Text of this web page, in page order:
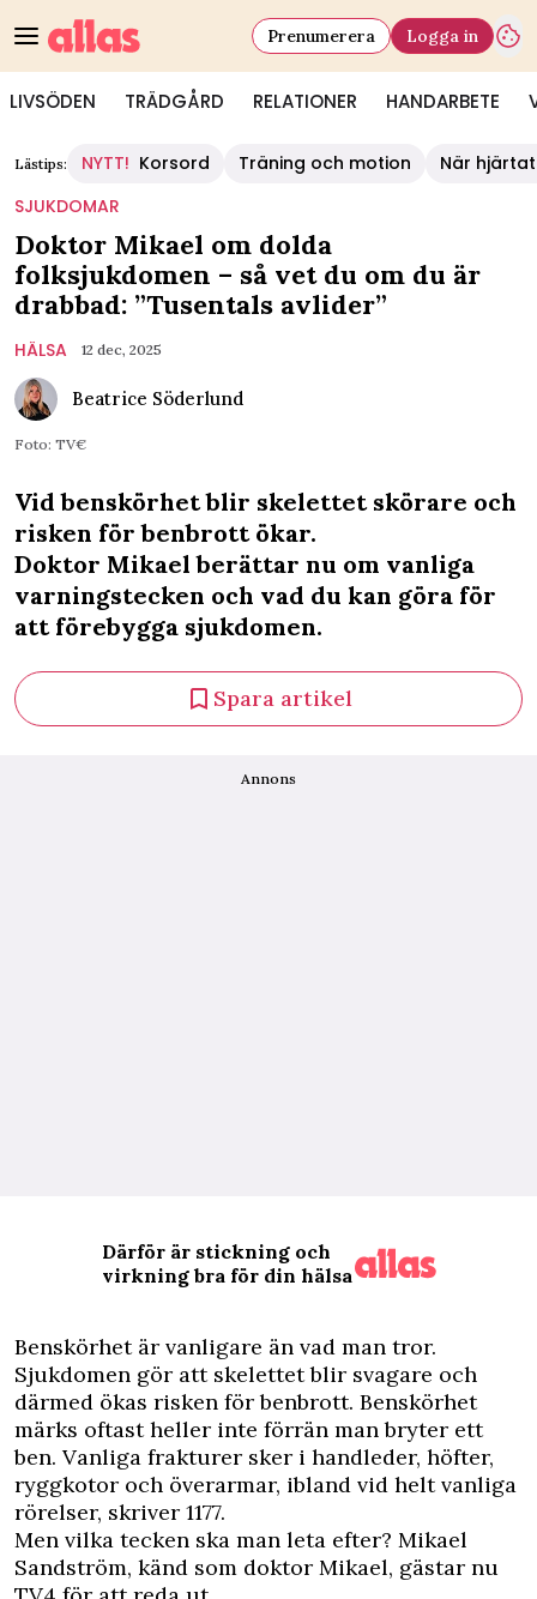
LIVSÖDEN TRÄDGÅRD RELATIONER HANDARBETE
Prenumerera Logga in
Lästips: NYTT! Korsord Träning och motion
När
SJUKDOMAR
Doktor Mikael om dolda
folksjukdomen – så vet du om du är
drabbad: ”Tusentals avlider”
HÄLSA 12 dec, 2025
Beatrice Söderlund
Foto: TV€
Vid benskörhet blir skelettet skörare och
risken för benbrott ökar.
Doktor Mikael berättar nu om vanliga
varningstecken och vad du kan göra för
att förebygga sjukdomen.
Spara artikel
Annons
Därför är stickning och
virkning bra för din hälsa
Benskörhet är vanligare än vad man tror.
Sjukdomen gör att skelettet blir svagare och
därmed ökas risken för benbrott. Benskörhet
märks oftast heller inte förrän man bryter ett
ben. Vanliga frakturer sker i handleder, höfter,
ryggkotor och överarmar, ibland vid helt vanliga
rörelser, skriver 1177.
Men vilka tecken ska man leta efter? Mikael
Sandström, känd som doktor Mikael, gästar nu